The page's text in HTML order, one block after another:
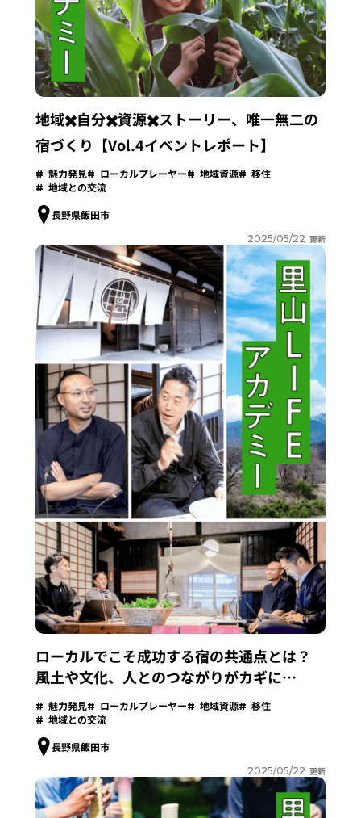
地域✖️自分✖️資源✖️ストーリー、唯一無二の
宿づくり【Vol.4イベントレポート】
魅力発見 ローカルプレーヤー 地域資源
移住
地域との交流
長野県飯田市
2025/05/22 更新
ローカルでこそ成功する宿の共通点とは？
風土や文化、人とのつながりがカギに
【Vol.3イベントレポート】
魅力発見 ローカルプレーヤー 地域資源
移住
地域との交流
長野県飯田市
2025/05/22 更新